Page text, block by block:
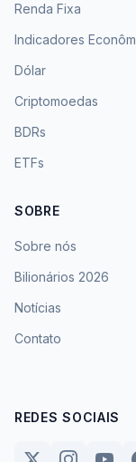
Renda Fixa
Indicadores
Dólar
Criptomoedas
BDRs
ETFs
SOBRE
Sobre nós
Bilionários 2026
Notícias
Contato
REDES SOCIAIS